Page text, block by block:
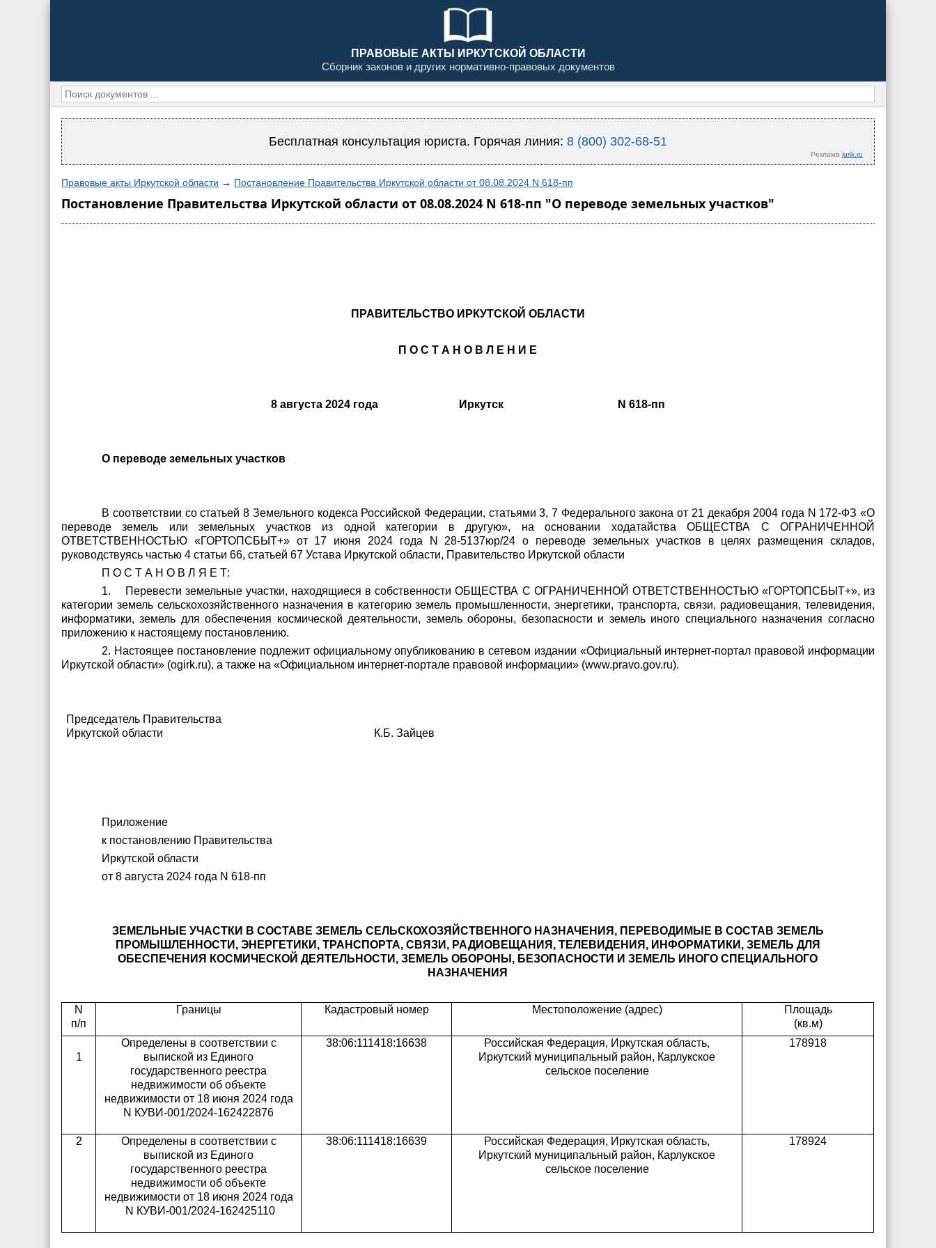
ПРАВОВЫЕ АКТЫ ИРКУТСКОЙ ОБЛАСТИ
Сборник законов и других нормативно-правовых документов
Бесплатная консультация юриста. Горячая линия: 8 (800) 302-68-51
Реклама jurik.ru
Правовые акты Иркутской области → Постановление Правительства Иркутской области от 08.08.2024 N 618-пп
Постановление Правительства Иркутской области от 08.08.2024 N 618-пп "О переводе земельных участков"
ПРАВИТЕЛЬСТВО ИРКУТСКОЙ ОБЛАСТИ
П О С Т А Н О В Л Е Н И Е
8 августа 2024 года Иркутск N 618-пп
О переводе земельных участков
В соответствии со статьей 8 Земельного кодекса Российской Федерации, статьями 3, 7 Федерального закона от 21 декабря 2004 года N 172-ФЗ «О
переводе земель или земельных участков из одной категории в другую», на основании ходатайства ОБЩЕСТВА С ОГРАНИЧЕННОЙ
ОТВЕТСТВЕННОСТЬЮ «ГОРТОПСБЫТ+» от 17 июня 2024 года N 28-5137юр/24 о переводе земельных участков в целях размещения складов,
руководствуясь частью 4 статьи 66, статьей 67 Устава Иркутской области, Правительство Иркутской области
П О С Т А Н О В Л Я Е Т:
1.
Перевести земельные участки, находящиеся в собственности ОБЩЕСТВА С ОГРАНИЧЕННОЙ ОТВЕТСТВЕННОСТЬЮ «ГОРТОПСБЫТ+», из
категории земель сельскохозяйственного назначения в категорию земель промышленности, энергетики, транспорта, связи, радиовещания, телевидения,
информатики, земель для обеспечения космической деятельности, земель обороны, безопасности и земель иного специального назначения согласно
приложению к настоящему постановлению.
2. Настоящее постановление подлежит официальному опубликованию в сетевом издании «Официальный интернет-портал правовой информации
Иркутской области» (ogirk.ru), а также на «Официальном интернет-портале правовой информации» (www.pravo.gov.ru).
Председатель Правительства
Иркутской области
К.Б. Зайцев
Приложение
к постановлению Правительства
Иркутской области
от 8 августа 2024 года N 618-пп
ЗЕМЕЛЬНЫЕ УЧАСТКИ В СОСТАВЕ ЗЕМЕЛЬ СЕЛЬСКОХОЗЯЙСТВЕННОГО НАЗНАЧЕНИЯ, ПЕРЕВОДИМЫЕ В СОСТАВ ЗЕМЕЛЬ
ПРОМЫШЛЕННОСТИ, ЭНЕРГЕТИКИ, ТРАНСПОРТА, СВЯЗИ, РАДИОВЕЩАНИЯ, ТЕЛЕВИДЕНИЯ, ИНФОРМАТИКИ, ЗЕМЕЛЬ ДЛЯ
ОБЕСПЕЧЕНИЯ КОСМИЧЕСКОЙ ДЕЯТЕЛЬНОСТИ, ЗЕМЕЛЬ ОБОРОНЫ, БЕЗОПАСНОСТИ И ЗЕМЕЛЬ ИНОГО СПЕЦИАЛЬНОГО
НАЗНАЧЕНИЯ
N
п/п
Границы Кадастровый номер Местоположение (адрес)
Площадь
(кв.м)
1
Определены в соответствии с
выпиской из Единого
государственного реестра
недвижимости об объекте
недвижимости от 18 июня 2024 года
N КУВИ-001/2024-162422876
38:06:111418:16638
Российская Федерация, Иркутская область,
Иркутский муниципальный район, Карлукское
сельское поселение
178918
2
Определены в соответствии с
выпиской из Единого
государственного реестра
недвижимости об объекте
недвижимости от 18 июня 2024 года
N КУВИ-001/2024-162425110
38:06:111418:16639
Российская Федерация, Иркутская область,
Иркутский муниципальный район, Карлукское
сельское поселение
178924